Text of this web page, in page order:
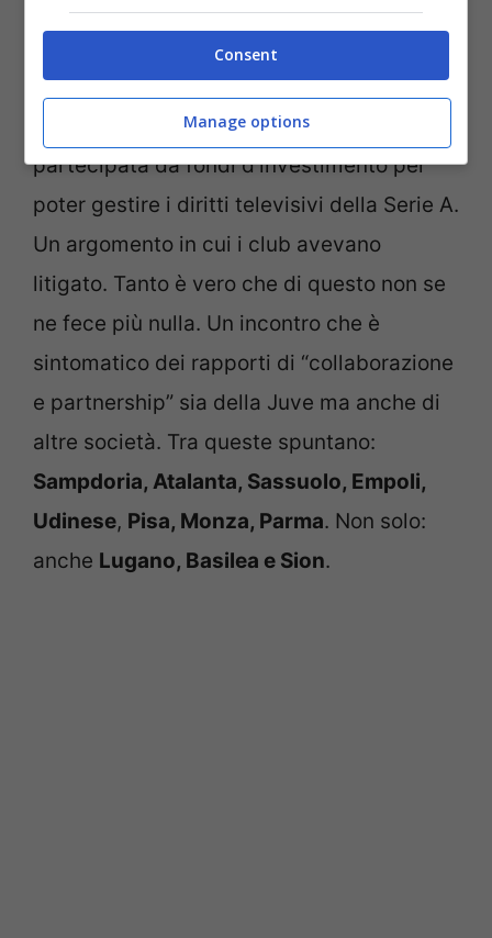
schiantiamo piano piano””.
Cosa prevedeva questo incontro? La
creazione di una nuovamedia company
partecipata da fondi d’investimento per
poter gestire i diritti televisivi della Serie A.
Un argomento in cui i club avevano
litigato. Tanto è vero che di questo non se
ne fece più nulla. Un incontro che è
sintomatico dei rapporti di “collaborazione
e partnership” sia della Juve ma anche di
altre società. Tra queste spuntano:
Sampdoria, Atalanta, Sassuolo, Empoli,
Udinese, Pisa, Monza, Parma. Non solo:
anche Lugano, Basilea e Sion.
Consent
Manage options